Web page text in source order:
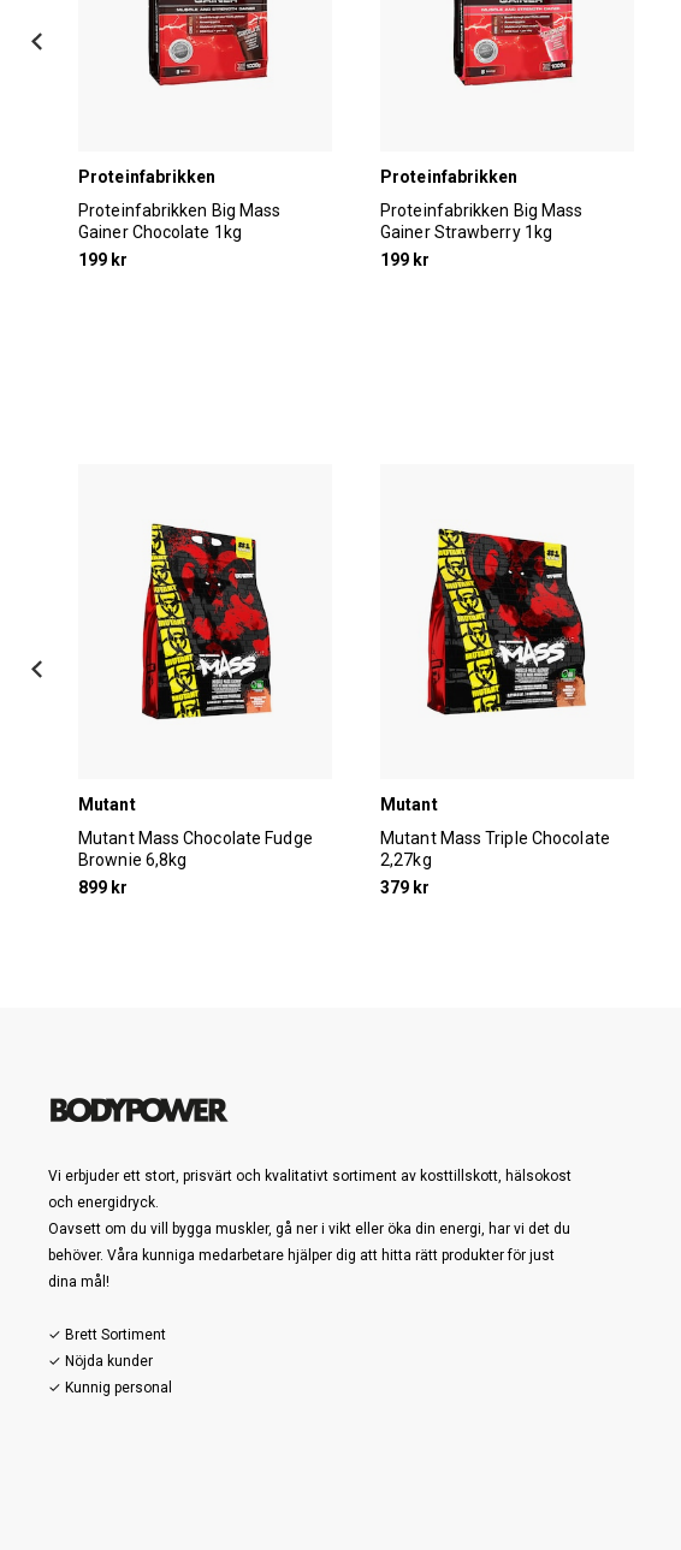
Proteinfabrikken
Proteinfabrikken Big Mass
Gainer Chocolate 1kg
199 kr
Proteinfabrikken
Proteinfabrikken Big Mass
Gainer Strawberry 1kg
199 kr
Mutant
Mutant Mass Chocolate Fudge
Brownie 6,8kg
899 kr
Mutant
Mutant Mass Triple Chocolate
2,27kg
379 kr
Vi erbjuder ett stort, prisvärt och kvalitativt sortiment av kosttillskott, hälsokost
och energidryck.
Oavsett om du vill bygga muskler, gå ner i vikt eller öka din energi, har vi det du
behöver. Våra kunniga medarbetare hjälper dig att hitta rätt produkter för just
dina mål!
✓ Brett Sortiment
✓ Nöjda kunder
✓ Kunnig personal